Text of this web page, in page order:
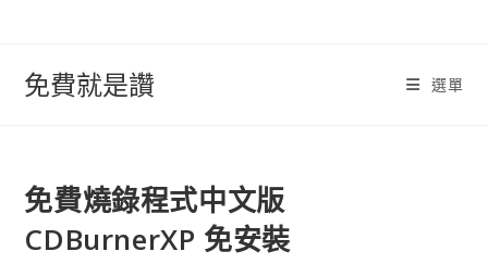
免費就是讚 選單
免費燒錄程式中文版
CDBurnerXP 免安裝